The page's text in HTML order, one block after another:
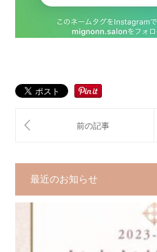
最近のお知らせ